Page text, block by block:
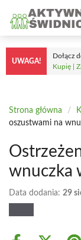
treści
UWAGA!
Dołącz
Kupię |
Strona główna /
oszustwami na
wnuczka
Data dodania: 29